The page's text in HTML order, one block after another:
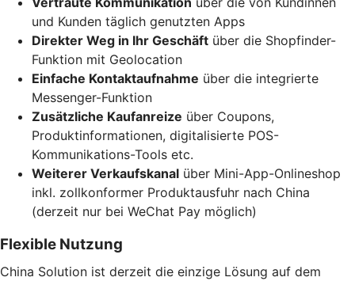
und Kunden täglich genutzten Apps
Direkter Weg in Ihr Geschäft über die Shopfinder-
Funktion mit Geolocation
Einfache Kontaktaufnahme über die integrierte
Messenger-Funktion
Zusätzliche Kaufanreize über Coupons,
Produktinformationen, digitalisierte POS-
Kommunikations-Tools etc.
Weiterer Verkaufskanal über Mini-App-Onlineshop
inkl. zollkonformer Produktausfuhr nach China
(derzeit nur bei WeChat Pay möglich)
Flexible Nutzung
China Solution ist derzeit die einzige Lösung auf dem